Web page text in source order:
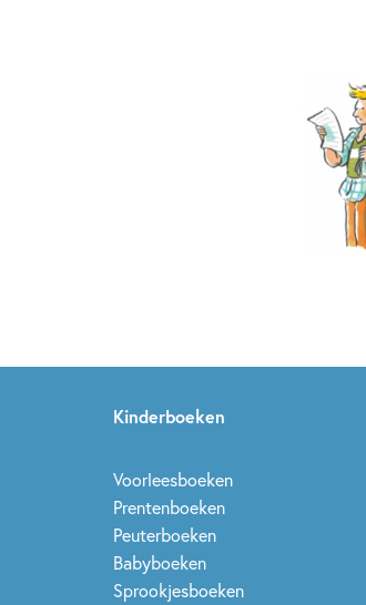
Kinderboeken
Voorleesboeken
Prentenboeken
Peuterboeken
Babyboeken
Sprookjesboeken